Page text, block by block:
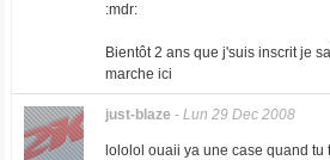
:mdr:
Bientôt 2 ans que j'suis inscrit je
marche ici
just-blaze - Lun 29 Dec 2008
lololol ouaii ya une case quand tu